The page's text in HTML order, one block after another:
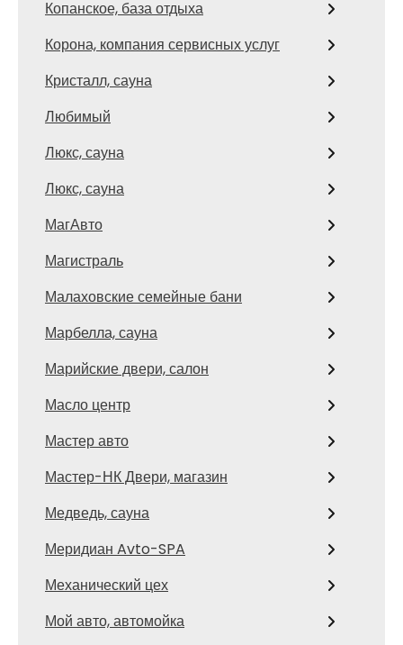
Копанское, база отдыха
Корона, компания сервисных услуг
Кристалл, сауна
Любимый
Люкс, сауна
Люкс, сауна
МагАвто
Магистраль
Малаховские семейные бани
Марбелла, сауна
Марийские двери, салон
Масло центр
Мастер авто
Мастер-НК Двери, магазин
Медведь, сауна
Меридиан Avto-SPA
Механический цех
Мой авто, автомойка